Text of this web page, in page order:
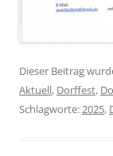
Dieser Beitrag
Aktuell, Dorffest,
Schlagworte:2025,